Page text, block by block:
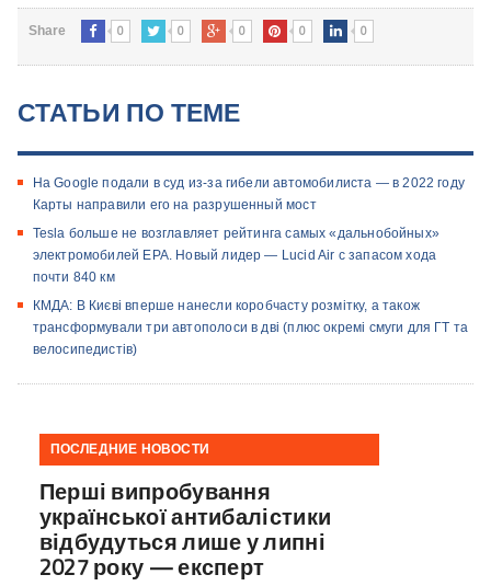
Share 0 0 0 0 0
СТАТЬИ ПО ТЕМЕ
На Google подали в суд из-за гибели автомобилиста — в 2022 году
Карты направили его на разрушенный мост
Tesla больше не возглавляет рейтинга самых «дальнобойных»
электромобилей EPA. Новый лидер — Lucid Air с запасом хода
почти 840 км
КМДА: В Києві вперше нанесли коробчасту розмітку, а також
трансформували три автополоси в дві (плюс окремі смуги для ГТ та
велосипедистів)
ПОСЛЕДНИЕ НОВОСТИ
Перші випробування
української антибалістики
відбудуться лише у липні
2027 року — експерт